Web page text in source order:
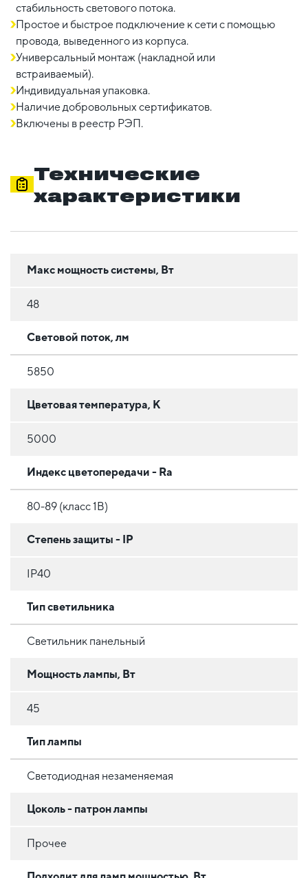
стабильность светового потока.
Простое и быстрое подключение к сети с помощью
провода, выведенного из корпуса.
Универсальный монтаж (накладной или
встраиваемый).
Индивидуальная упаковка.
Наличие добровольных сертификатов.
Включены в реестр РЭП.
Технические
характеристики
Макс мощность системы, Вт
48
Световой поток, лм
5850
Цветовая температура, К
5000
Индекс цветопередачи - Ra
80-89 (класс 1B)
Степень защиты - IP
IP40
Тип светильника
Светильник панельный
Мощность лампы, Вт
45
Тип лампы
Светодиодная незаменяемая
Цоколь - патрон лампы
Прочее